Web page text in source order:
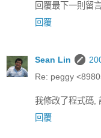
回覆最下一則留
回覆
Sean Lin
Re: peggy
我修改了程式碼,
回覆